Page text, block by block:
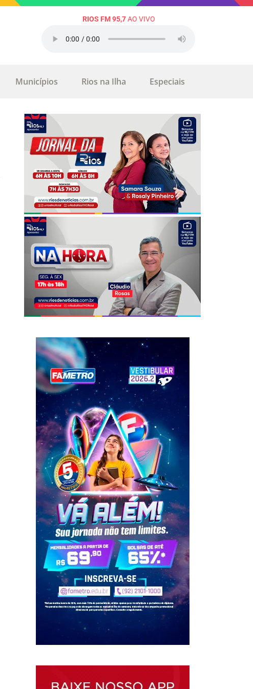
RIOS FM 95,7AO VIVO
Municípios Rios na Ilha Especiais